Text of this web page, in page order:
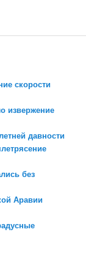
скорости
извержение
давности
без
Аравии